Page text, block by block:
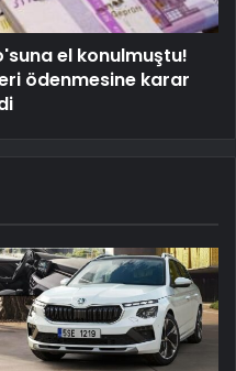
el konulmuştu!
ödenmesine karar